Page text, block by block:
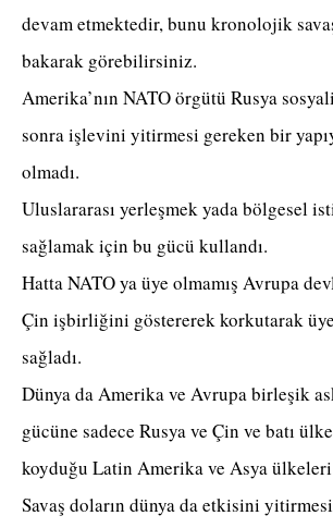
devam etmektedir, bunu kronolojik
bakarak görebilirsiniz.
Amerika’nın NATO örgütü Rusya
sonra işlevini yitirmesi gereken bir
olmadı.
Uluslararası yerleşmek yada bölgesel
sağlamak için bu gücü kullandı.
Hatta NATO ya üye olmamış Avrupa
Çin işbirliğini göstererek korkutarak üye
sağladı.
Dünya da Amerika ve Avrupa birleşik
gücüne sadece Rusya ve Çin ve batı
koyduğu Latin Amerika ve Asya
Savaş doların dünya da etkisini